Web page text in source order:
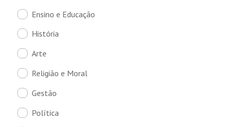
Ensino e Educação
História
Arte
Religião e Moral
Gestão
Política